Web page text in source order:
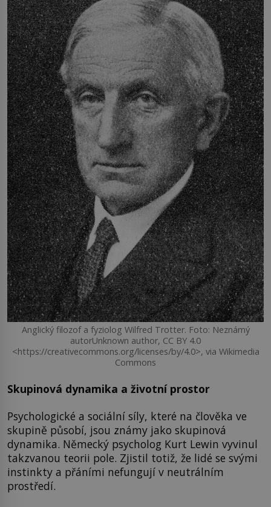
Anglický filozof a fyziolog Wilfred Trotter. Foto: Neznámý
autorUnknown author, CC BY 4.0
<https://creativecommons.org/licenses/by/4.0>, via Wikimedia
Commons
Skupinová dynamika a životní prostor
Psychologické a sociální síly, které na člověka ve
skupině působí, jsou známy jako skupinová
dynamika. Německý psycholog Kurt Lewin vyvinul
takzvanou teorii pole. Zjistil totiž, že lidé se svými
instinkty a přáními nefungují v neutrálním
prostředí.